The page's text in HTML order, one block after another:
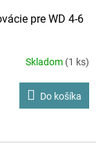
pre WD 4-6
Skladom (1 ks)
Do košíka